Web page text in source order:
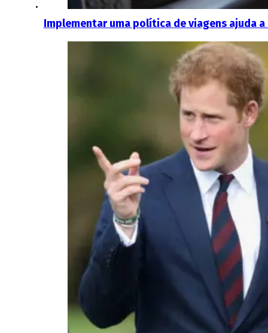
Implementar uma política de viagens ajuda